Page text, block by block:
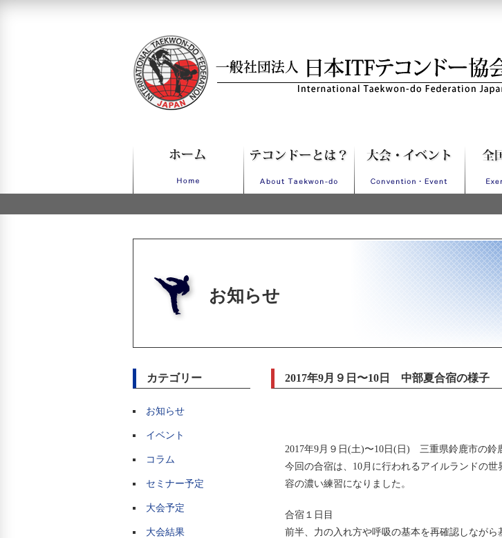
お知らせ
カテゴリー
お知らせ
イベント
コラム
セミナー予定
大会予定
大会結果
2017年9月９日〜10日 中部夏合宿の様子
2017年9月９日(土)〜10日(日) 三重県鈴鹿市の鈴
今回の合宿は、10月に行われるアイルランドの
容の濃い練習になりました。
合宿１日目
前半、力の入れ方や呼吸の基本を再確認しながら